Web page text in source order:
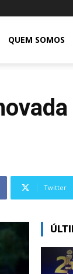
QUEM SOMOS
Twitter